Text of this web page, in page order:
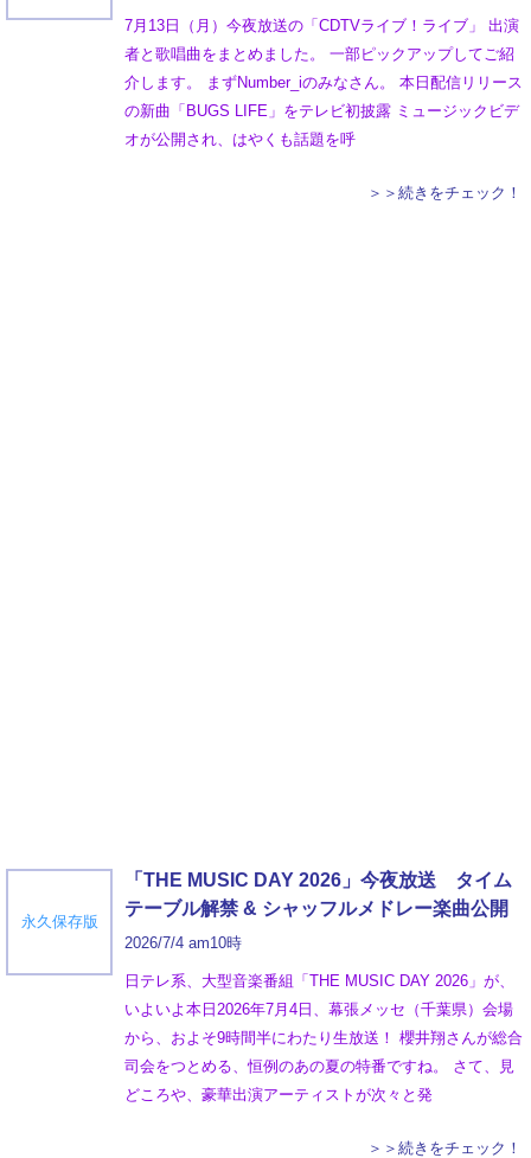
7月13日（月）今夜放送の「CDTVライブ！ライブ」 出演
者と歌唱曲をまとめました。 一部ピックアップしてご紹
介します。 まずNumber_iのみなさん。 本日配信リリース
の新曲「BUGS LIFE」をテレビ初披露 ミュージックビデ
オが公開され、はやくも話題を呼
＞＞続きをチェック！
永久保存版
「THE MUSIC DAY 2026」今夜放送 タイム
テーブル解禁 & シャッフルメドレー楽曲公開
2026/7/4 am10時
日テレ系、大型音楽番組「THE MUSIC DAY 2026」が、
いよいよ本日2026年7月4日、幕張メッセ（千葉県）会場
から、およそ9時間半にわたり生放送！ 櫻井翔さんが総合
司会をつとめる、恒例のあの夏の特番ですね。 さて、見
どころや、豪華出演アーティストが次々と発
＞＞続きをチェック！